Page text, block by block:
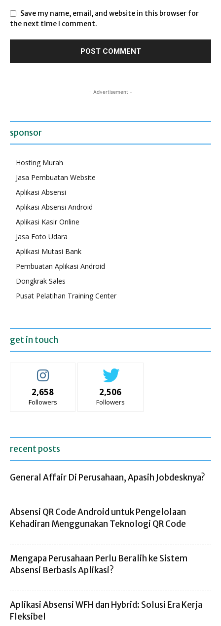
Save my name, email, and website in this browser for
the next time I comment.
- Advertisement -
sponsor
Hosting Murah
Jasa Pembuatan Website
Aplikasi Absensi
Aplikasi Absensi Android
Aplikasi Kasir Online
Jasa Foto Udara
Aplikasi Mutasi Bank
Pembuatan Aplikasi Android
Dongkrak Sales
Pusat Pelatihan Training Center
get in touch
2,658
Followers
2,506
Followers
recent posts
General Affair Di Perusahaan, Apasih Jobdesknya?
Absensi QR Code Android untuk Pengelolaan
Kehadiran Menggunakan Teknologi QR Code
Mengapa Perusahaan Perlu Beralih ke Sistem
Absensi Berbasis Aplikasi?
Aplikasi Absensi WFH dan Hybrid: Solusi Era Kerja
Fleksibel